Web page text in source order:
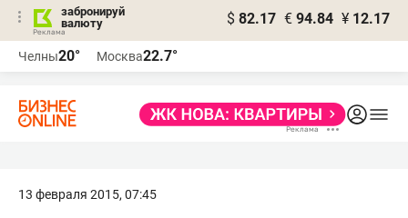
забронируй
валюту
$ 82.17 € 94.84 ¥ 12.17
Челны20° Москва22.7°
13 февраля 2015, 07:45